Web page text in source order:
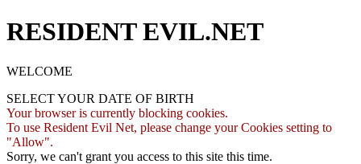
RESIDENT EVIL.NET
WELCOME
SELECT YOUR DATE OF BIRTH
Your browser is currently blocking cookies.
To use Resident Evil Net, please change your Cookies setting to
"Allow".
Sorry, we can't grant you access to this site this time.